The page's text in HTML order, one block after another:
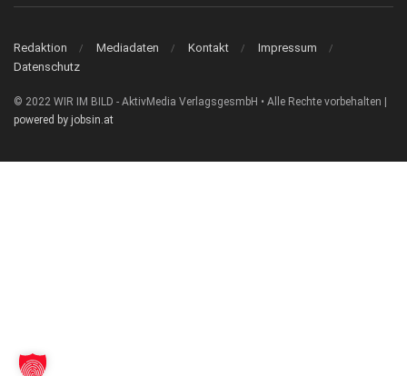
Redaktion Mediadaten Kontakt
Impressum
Datenschutz
© 2022 WIR IM BILD - AktivMedia VerlagsgesmbH • Alle Rechte vorbehalten |
powered by jobsin.at